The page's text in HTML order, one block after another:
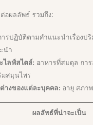
อผลลัพธ์ รวมถึง:
ารปฏิบัติตามคำแนะนำเรื่องป
นำ
ไลฟ์สไตล์: อาหารที่สมดุล กา
มสมุนไพร
างของแต่ละบุคคล: อายุ สภา
ผลลัพธ์ที่น่าจะเป็น